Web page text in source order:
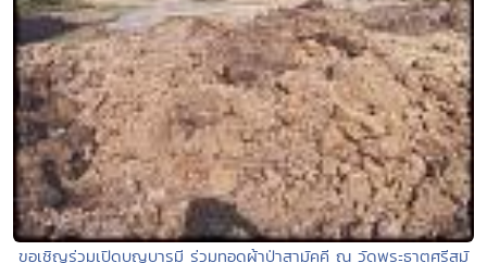
ขอเชิญร่วมเปิดบุญบารมี ร่วมทอดผ้าป่าสามัคคี ณ วัดพระธาตุศรีสุมั